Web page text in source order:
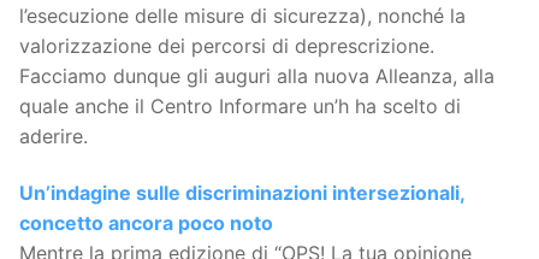
l’esecuzione delle misure di sicurezza), nonché la
valorizzazione dei percorsi di deprescrizione.
Facciamo dunque gli auguri alla nuova Alleanza, alla
quale anche il Centro Informare un’h ha scelto di
aderire.
Un’indagine sulle discriminazioni intersezionali,
concetto ancora poco noto
Mentre la prima edizione di “OPS! La tua opinione